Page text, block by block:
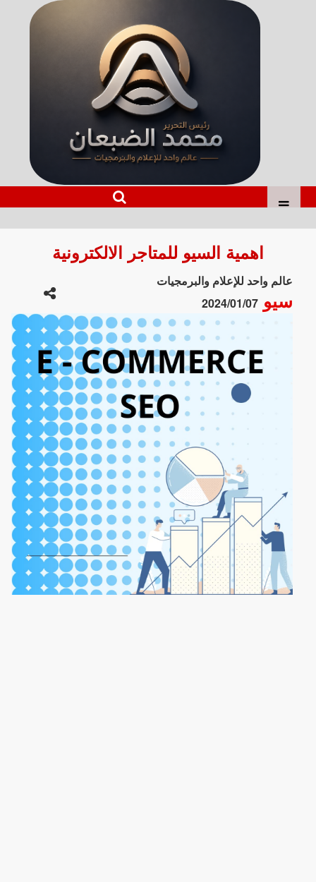
اهمية السيو للمتاجر الالكترونية
عالم واحد للإعلام والبرمجيات
سيو2024/01/07